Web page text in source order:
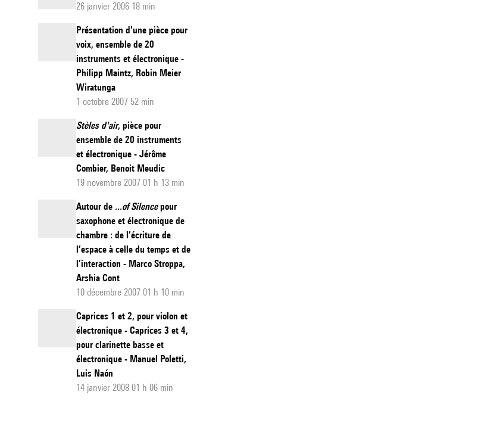
26 janvier 2006 18 min
Présentation d’une pièce pour
voix, ensemble de 20
instruments et électronique -
Philipp Maintz, Robin Meier
Wiratunga
1 octobre 2007 52 min
Stèles d'air, pièce pour
ensemble de 20 instruments
et électronique - Jérôme
Combier, Benoit Meudic
19 novembre 2007 01 h 13 min
Autour de ...of Silencepour
saxophone et électronique de
chambre : de l’écriture de
l’espace à celle du temps et de
l’interaction - Marco Stroppa,
Arshia Cont
10 décembre 2007 01 h 10 min
Caprices 1 et 2, pour violon et
électronique - Caprices 3 et 4,
pour clarinette basse et
électronique - Manuel Poletti,
Luis Naón
14 janvier 2008 01 h 06 min